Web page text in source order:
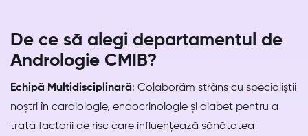
De ce să alegi departamentul de
Andrologie CMIB?
Echipă Multidisciplinară: Colaborăm strâns cu specialiștii
noștri în cardiologie, endocrinologie și diabet pentru a
trata factorii de risc care influențează sănătatea